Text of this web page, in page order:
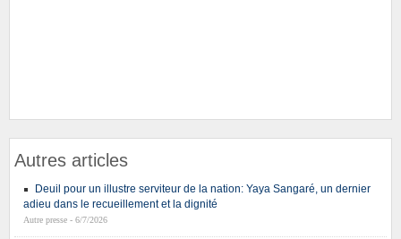
Autres articles
Deuil pour un illustre serviteur de la nation: Yaya Sangaré, un dernier
adieu dans le recueillement et la dignité
Autre presse - 6/7/2026